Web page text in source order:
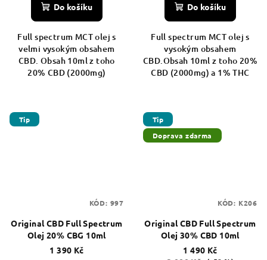
Do košíku
Full spectrum MCT olej s
velmi vysokým obsahem
CBD. Obsah 10ml z toho
20% CBD (2000mg)
Do košíku
Full spectrum MCT olej s
vysokým obsahem
CBD.Obsah 10ml z toho 20%
CBD (2000mg) a 1% THC
Tip
Original CBD Full Spectrum
Olej 20% CBG 10ml
1 390 Kč
KÓD: 997
Tip
Doprava zdarma
Original CBD Full Spectrum
Olej 30% CBD 10ml
1 490 Kč
KÓD: K206